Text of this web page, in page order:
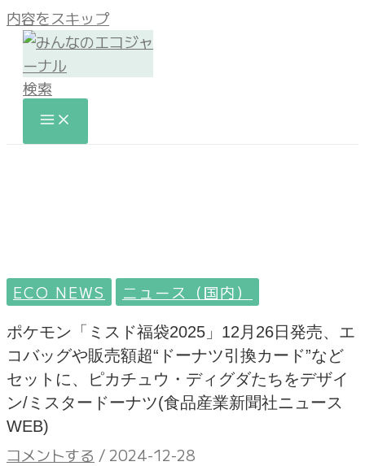
内容をスキップ
検索
ECO NEWS ニュース（国内）
ポケモン「ミスド福袋2025」12月26日発売、エ
コバッグや販売額超“ドーナツ引換カード”など
セットに、ピカチュウ・ディグダたちをデザイ
ン/ミスタードーナツ(食品産業新聞社ニュース
WEB)
コメントする / 2024-12-28